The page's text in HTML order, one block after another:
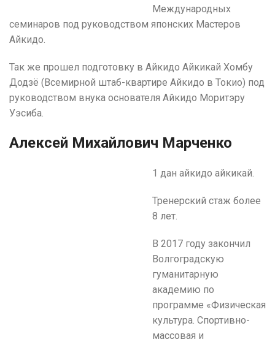
Международных
семинаров под руководством японских Мастеров
Айкидо.
Так же прошел подготовку в Айкидо Айкикай Хомбу
Додзё (Всемирной штаб-квартире Айкидо в Токио) под
руководством внука основателя Айкидо Моритэру
Уэсиба.
Алексей Михайлович Марченко
1 дан айкидо айкикай.
Тренерский стаж более
8 лет.
В 2017 году закончил
Волгоградскую
гуманитарную
академию по
программе «Физическая
культура. Спортивно-
массовая и